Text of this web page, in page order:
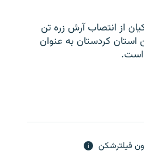
از انتصاب آرش زره تن
استان کردستان به عنوان
است.
فیلترشکن